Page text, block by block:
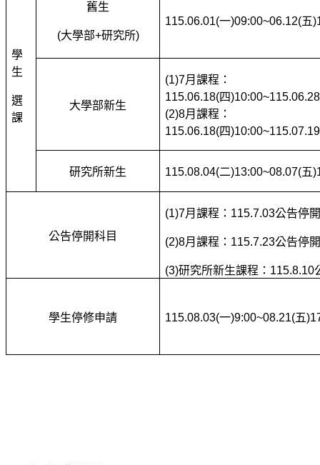
學
生
選
課
舊生
(大學部+研究所)
115.06.01(一)09:00~06.12(五
大學部新生
(1)7月課程：
115.06.18(四
(2)8月課程：
115.06.18(四
研究所新生 115.08.04(二)13:00~08.07(五
公告停開科目
(1)7月課程： 115.7.03公告停
(2)8月課程： 115.7.23公告停
(3)研究所新生課程 ： 115.8.10
學生停修申請 115.08.03(一)9:00~08.21(五